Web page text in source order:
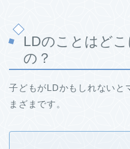
LDのことはど
の？
子どもがLDかもしれないと
まざまです。